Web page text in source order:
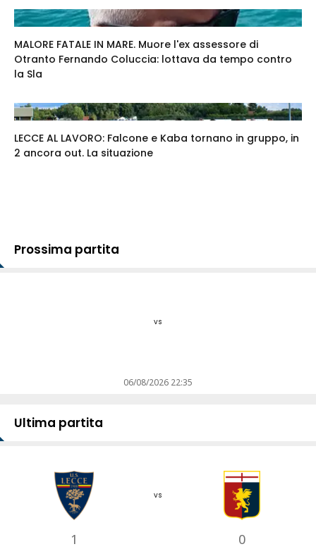
MALORE FATALE IN MARE. Muore l'ex assessore di
Otranto Fernando Coluccia: lottava da tempo contro
la Sla
LECCE AL LAVORO: Falcone e Kaba tornano in gruppo, in
2 ancora out. La situazione
Prossima partita
vs
06/08/2026 22:35
Ultima partita
1
vs
0